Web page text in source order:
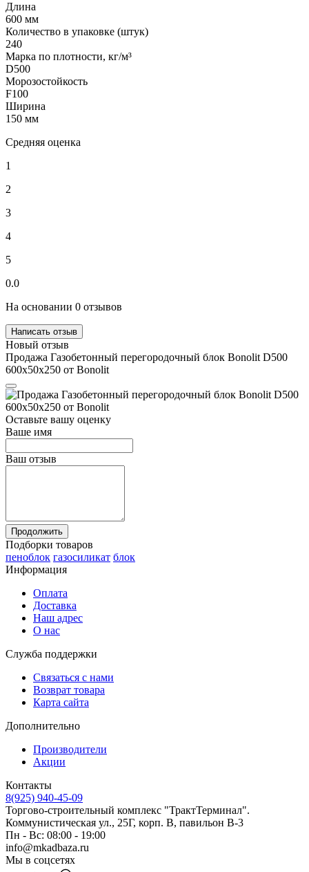
Длина
600 мм
Количество в упаковке (штук)
240
Марка по плотности, кг/м³
D500
Морозостойкость
F100
Ширина
150 мм
Средняя оценка
1
2
3
4
5
0.0
На основании 0 отзывов
Написать отзыв
Новый отзыв
Продажа Газобетонный перегородочный блок Bonolit D500
600x50x250 от Bonolit
Оставьте вашу оценку
Ваше имя
Ваш отзыв
Продолжить
Подборки товаров
пеноблок газосиликат блок
Информация
Оплата
Доставка
Наш адрес
О нас
Служба поддержки
Связаться с нами
Возврат товара
Карта сайта
Дополнительно
Производители
Акции
Контакты
8(925) 940-45-09
Торгово-строительный комплекс "ТрактТерминал".
Коммунистическая ул., 25Г, корп. В, павильон В-3
Пн - Вс: 08:00 - 19:00
info@mkadbaza.ru
Мы в соцсетях